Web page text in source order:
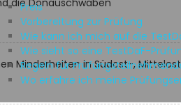
Preis
Vorbereitung zur Prüfung
Wie kann ich mich auf die
Wie sieht so eine TestDaF-
Regeln für
Wo erfahre ich meine
Minderheiten in Südost-,